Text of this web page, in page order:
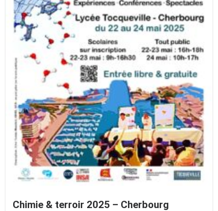
Chimie & terroir 2025 – Cherbourg